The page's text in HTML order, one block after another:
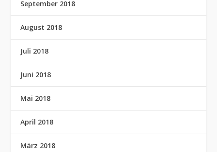
September 2018
August 2018
Juli 2018
Juni 2018
Mai 2018
April 2018
März 2018